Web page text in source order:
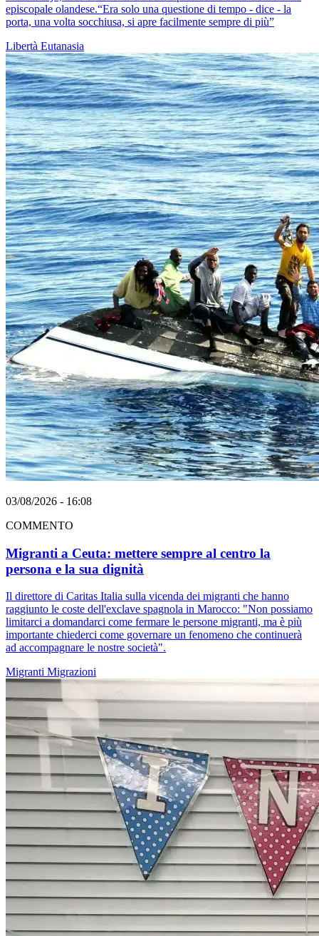
episcopale olandese.“Era solo una questione di tempo - dice - la
porta, una volta socchiusa, si apre facilmente sempre di più”
Libertà Eutanasia
03/08/2026 - 16:08
COMMENTO
Migranti a Ceuta: mettere sempre al centro la
persona e la sua dignità
Il direttore di Caritas Italia sulla vicenda dei migranti che hanno
raggiunto le coste dell'exclave spagnola in Marocco: "Non possiamo
limitarci a domandarci come fermare le persone migranti, ma è più
importante chiederci come governare un fenomeno che continuerà
ad accompagnare le nostre società".
Migranti Migrazioni